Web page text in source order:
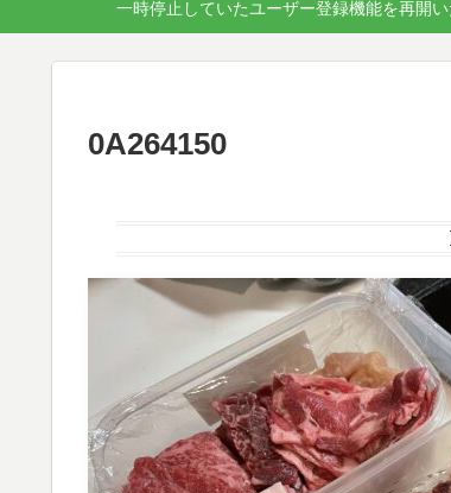
一時停止していたユーザー登録機能を再開
0A264150